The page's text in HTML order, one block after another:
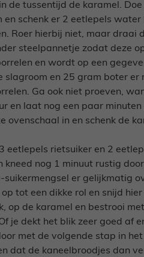
de tussentijd de karamel.
en schenk er 2 eetlepels
Roer hierbij niet, maar draai
steelpannetje zodat deze
en wordt op een
slagroom en 25 gram boter
Ga ook niet proeven,
en laat nog een paar
ovenschaal in en schenk de
eetlepels rietsuiker en 2
kneed nog 1 minuut rustig
suikermengsel er gelijkmatig
op tot een dikke rol en snijd
op de karamel en bestrooi
je dekt het blik zeer goed af
met de volgende stap in
dat de kaneelbroodjes dan